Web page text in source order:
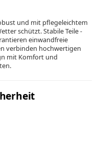
und mit pflegeleichtem
schützt. Stabile Teile -
einwandfreie
verbinden hochwertigen
mit Komfort und